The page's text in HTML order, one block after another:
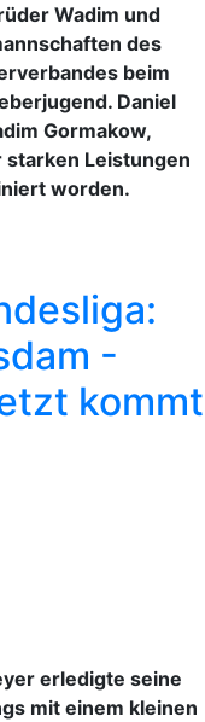
Wadim und
des
beim
Daniel
Gormakow,
Leistungen
worden.
-
kommt
erledigte seine
mit einem kleinen